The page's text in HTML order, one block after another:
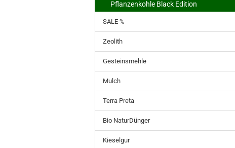
Pflanzenkohle Black Edition
SALE %
Zeolith
Gesteinsmehle
Mulch
Terra Preta
Bio NaturDünger
Kieselgur